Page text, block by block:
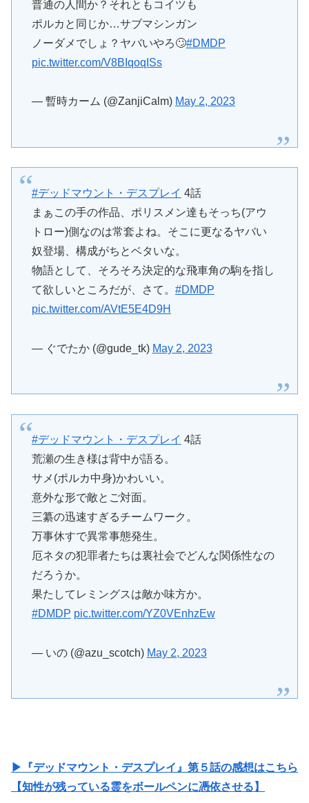
普通の人間か？それともコイツも
ポルカと同じか…サブマシンガン
ノーダメでしょ？ヤバいやろ🙄#DMDP
pic.twitter.com/V8BIqoqISs
— 暫時カーム (@ZanjiCalm) May 2, 2023
#デッドマウント・デスプレイ 4話
まぁこの手の作品、ポリスメン達もそっち(アウ
トロー)側なのは常套よね。そこに更なるヤバい
奴登場、構成がちとベタいな。
物語として、そろそろ決定的な飛車角の駒を指し
て欲しいところだが、さて。 #DMDP
pic.twitter.com/AVtE5E4D9H
— ぐでたか (@gude_tk) May 2, 2023
#デッドマウント・デスプレイ 4話
荒瀬の生き様は背中が語る。
サメ(ポルカ中身)かわいい。
意外な形で敵とご対面。
三纂の迅速すぎるチームワーク。
万事休すで異常事態発生。
厄ネタの犯罪者たちは裏社会でどんな関係性なの
だろうか。
果たしてレミングスは敵か味方か。
#DMDP pic.twitter.com/YZ0VEnhzEw
— いの (@azu_scotch) May 2, 2023
▶『デッドマウント・デスプレイ』第５話の感想はこちら
【知性が残っている霊をボールペンに憑依させる】